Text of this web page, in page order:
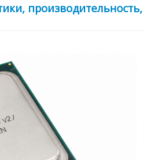
производительность,